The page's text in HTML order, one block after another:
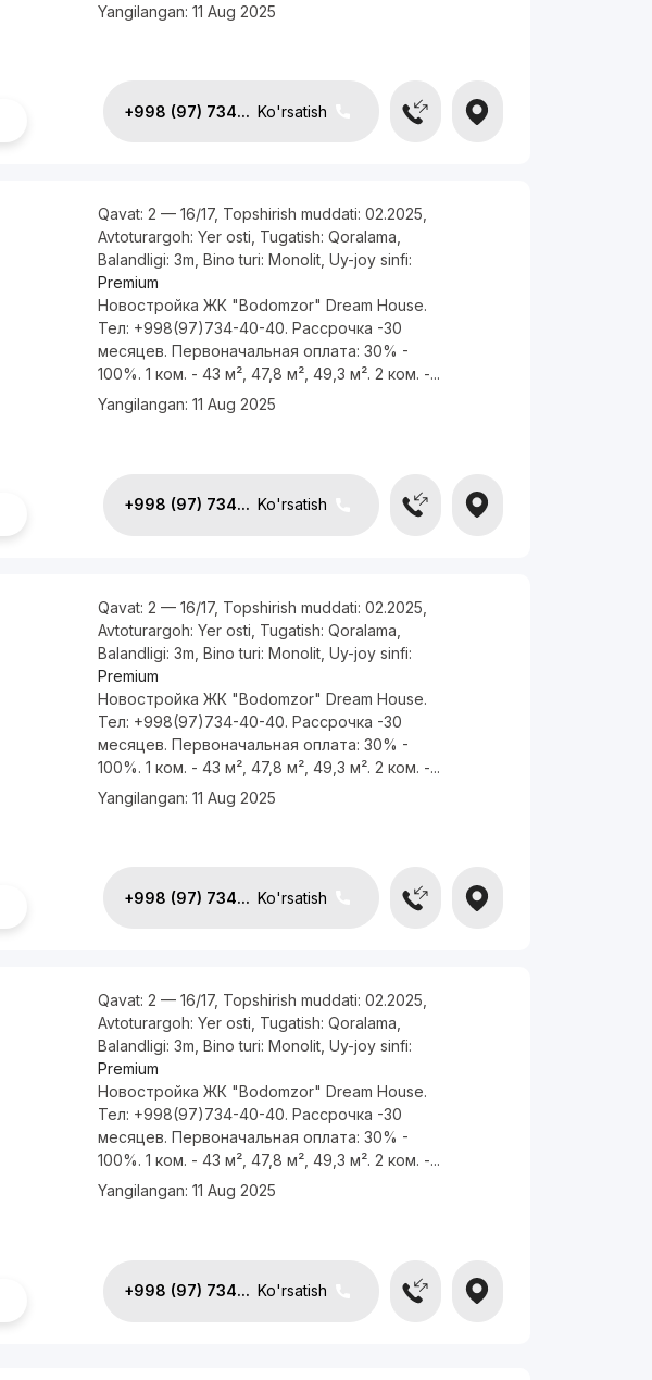
Yangilangan: 11 Aug 2025
+998 (97) 734... Ko'rsatish
Qavat: 2 — 16/17, Topshirish muddati: 02.2025
Avtoturargoh: Yer osti Tugatish: Qoralama
Balandligi: 3m Bino turi: Monolit, Uy-joy sinfi:
Premium
Новостройка ЖК "Bodomzor" Dream House.
Тел: +998(97)734-40-40. Рассрочка -30
месяцев. Первоначальная оплата: 30% -
100%. 1 ком. - 43 м², 47,8 м², 49,3 м². 2 ком. -...
Yangilangan: 11 Aug 2025
+998 (97) 734... Ko'rsatish
Qavat: 2 — 16/17, Topshirish muddati: 02.2025
Avtoturargoh: Yer osti Tugatish: Qoralama
Balandligi: 3m Bino turi: Monolit, Uy-joy sinfi:
Premium
Новостройка ЖК "Bodomzor" Dream House.
Тел: +998(97)734-40-40. Рассрочка -30
месяцев. Первоначальная оплата: 30% -
100%. 1 ком. - 43 м², 47,8 м², 49,3 м². 2 ком. -...
Yangilangan: 11 Aug 2025
+998 (97) 734... Ko'rsatish
Qavat: 2 — 16/17, Topshirish muddati: 02.2025
Avtoturargoh: Yer osti Tugatish: Qoralama
Balandligi: 3m Bino turi: Monolit, Uy-joy sinfi:
Premium
Новостройка ЖК "Bodomzor" Dream House.
Тел: +998(97)734-40-40. Рассрочка -30
месяцев. Первоначальная оплата: 30% -
100%. 1 ком. - 43 м², 47,8 м², 49,3 м². 2 ком. -...
Yangilangan: 11 Aug 2025
+998 (97) 734... Ko'rsatish